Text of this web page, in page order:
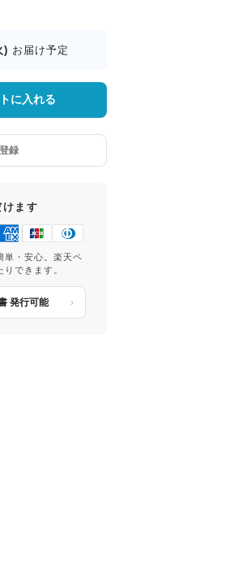
) お届け予定
に入れる
録
ます
単・安心。楽天ペ
できます。
発行可能